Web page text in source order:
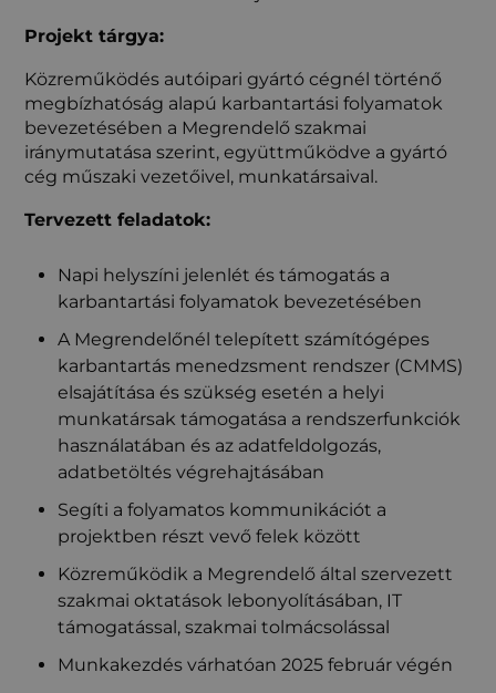
Projekt tárgya:
Közreműködés autóipari gyártó cégnél történő
megbízhatóság alapú karbantartási folyamatok
bevezetésében a Megrendelő szakmai
iránymutatása szerint, együttműködve a gyártó
cég műszaki vezetőivel, munkatársaival.
Tervezett feladatok:
Napi helyszíni jelenlét és támogatás a
karbantartási folyamatok bevezetésében
A Megrendelőnél telepített számítógépes
karbantartás menedzsment rendszer (CMMS)
elsajátítása és szükség esetén a helyi
munkatársak támogatása a rendszerfunkciók
használatában és az adatfeldolgozás,
adatbetöltés végrehajtásában
Segíti a folyamatos kommunikációt a
projektben részt vevő felek között
Közreműködik a Megrendelő által szervezett
szakmai oktatások lebonyolításában, IT
támogatással, szakmai tolmácsolással
Munkakezdés várhatóan 2025 február végén